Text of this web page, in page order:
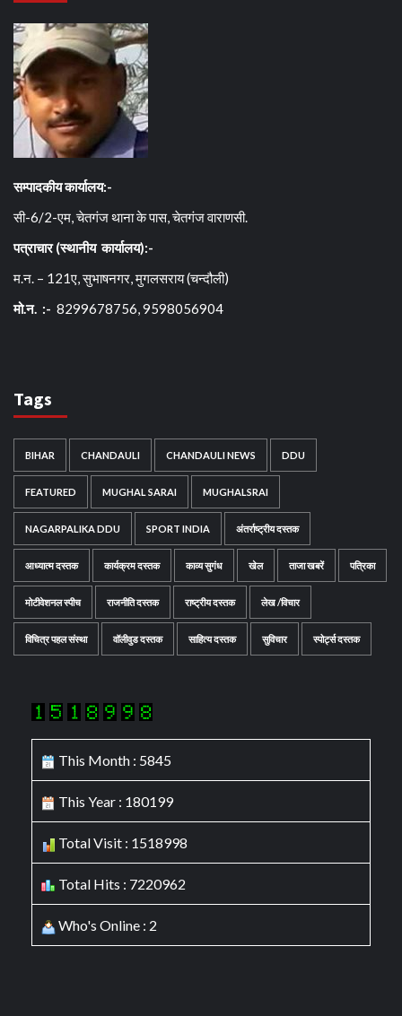
सम्पादकीय कार्यालय:-
सी-6/2-एम, चेतगंज थाना के पास, चेतगंज वाराणसी.
पत्राचार (स्थानीय कार्यालय):-
म.न. – 121ए, सुभाषनगर, मुगलसराय (चन्दौली)
मो.न. :- 8299678756, 9598056904
Tags
BIHAR CHANDAULI CHANDAULI NEWS DDU
FEATURED MUGHAL SARAI MUGHALSRAI
NAGARPALIKA DDU SPORT INDIA अंतर्राष्ट्रीय दस्तक
आध्यात्म दस्तक कार्यक्रम दस्तक काव्य सुगंध खेल ताजा खबरें पत्रिका
मोटीवेशनल स्पीच राजनीति दस्तक राष्ट्रीय दस्तक लेख /विचार
विचित्र पहल संस्था वॉलीवुड दस्तक साहित्य दस्तक सुविचार स्पोर्ट्स दस्तक
This Month : 5845
This Year : 180199
Total Visit : 1518998
Total Hits : 7220962
Who's Online : 2